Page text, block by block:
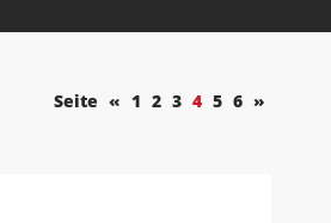
Seite « 1 2 3 4 5 6 »